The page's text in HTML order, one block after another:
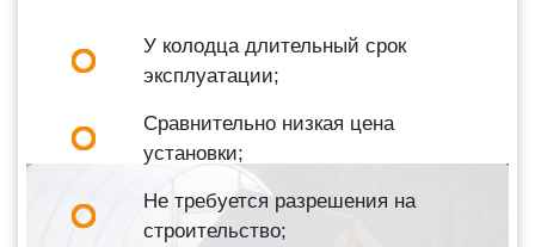
У колодца длительный срок
эксплуатации;
Сравнительно низкая цена
установки;
Не требуется разрешения на
строительство;